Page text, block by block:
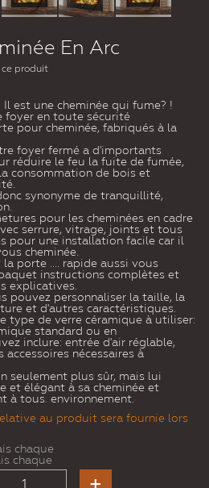
En Arc
ce produit
est une cheminée qui fume? !
foyer en toute sécurité
pour cheminée, fabriqués à la
foyer fermé a d'importants
réduire le feu la fuite de fumée,
consommation de bois et
synonyme de tranquillité,
pour les cheminées en cadre
serrure, vitrage, joints et tous
pour une installation facile car il
cheminée.
porte .... rapide aussi vous
instructions complètes et
explicatives.
pouvez personnaliser la taille, la
et d'autres caractéristiques.
type de verre céramique à utiliser:
standard ou en
inclure: entrée d'air réglable,
nécessaires à
seulement plus sûr, mais lui
et élégant à sa cheminée et
à tous. environnement.
au produit sera fournie lors
chaque
chaque